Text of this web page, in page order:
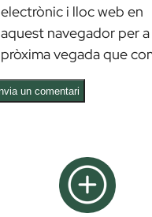
electrònic i lloc web en
aquest navegador per a
pròxima vegada que